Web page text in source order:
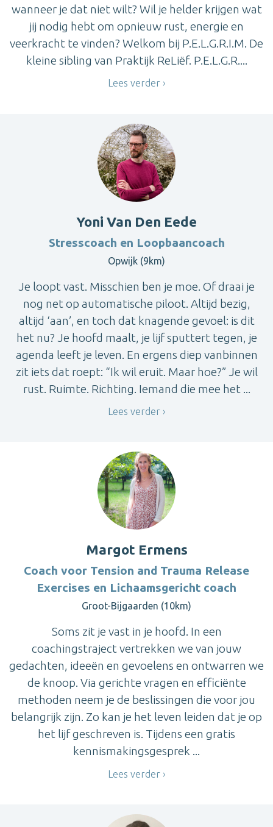
wanneer je dat niet wilt? Wil je helder krijgen wat
jij nodig hebt om opnieuw rust, energie en
veerkracht te vinden? Welkom bij P.E.L.G.R.I.M. De
kleine sibling van Praktijk ReLiëf. P.E.L.G.R....
Lees verder
Yoni Van Den Eede
Stresscoach en Loopbaancoach
Opwijk (9km)
Je loopt vast. Misschien ben je moe. Of draai je
nog net op automatische piloot. Altijd bezig,
altijd ‘aan’, en toch dat knagende gevoel: is dit
het nu? Je hoofd maalt, je lijf sputtert tegen, je
agenda leeft je leven. En ergens diep vanbinnen
zit iets dat roept: “Ik wil eruit. Maar hoe?” Je wil
rust. Ruimte. Richting. Iemand die mee het ...
Lees verder
Margot Ermens
Coach voor Tension and Trauma Release
Exercises en Lichaamsgericht coach
Groot-Bijgaarden (10km)
Soms zit je vast in je hoofd. In een
coachingstraject vertrekken we van jouw
gedachten, ideeën en gevoelens en ontwarren we
de knoop. Via gerichte vragen en efficiënte
methoden neem je de beslissingen die voor jou
belangrijk zijn. Zo kan je het leven leiden dat je op
het lijf geschreven is. Tijdens een gratis
kennismakingsgesprek ...
Lees verder